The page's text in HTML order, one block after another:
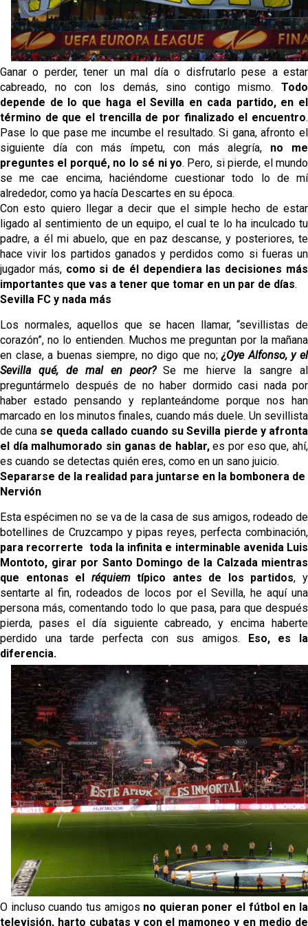
El Sevilla oficializa el traspaso de Sow
Miguel Sierra: La temporada pasada se vio
reflejado que podemos tirar para delante y
trabajamos con ilusión
Diomande ya es madridista mientras Rodri agita el
mercado
OFICIAL | Juanlu se marcha al Bournemouth
Ganar o perder, tener un mal día o disfrutarlo pese a estar
cabreado, no con los demás, sino contigo mismo. Todo
depende de lo que haga el Sevilla en cada partido, en el
término de que el trencilla de por finalizado el encuentro.
Pase lo que pase me incumbe el resultado. Si gana, afronto el
siguiente día con más ímpetu, con más alegría, no me
preguntes el porqué, no lo sé ni yo. Pero, si pierde, el mundo
se me cae encima, haciéndome cuestionar todo lo de mí
alrededor, como ya hacía Descartes en su época.
Con esto quiero llegar a decir que el simple hecho de estar
ligado al sentimiento de un equipo, el cual te lo ha inculcado tu
padre, a él mi abuelo, que en paz descanse, y posteriores, te
hace vivir los partidos ganados y perdidos como si fueras un
jugador más,como si de él dependiera las decisiones más
importantes que vas a tener que tomar en un par de días.
Sevilla FC y nada más
Los normales, aquellos que se hacen llamar, “sevillistas de
corazón”, no lo entienden. Muchos me preguntan por la mañana
en clase, a buenas siempre, no digo que no;¿Oye Alfonso, y el
Sevilla qué, de mal en peor?Se me hierve la sangre al
preguntármelo después de no haber dormido casi nada por
haber estado pensando y replanteándome porque nos han
marcado en los minutos finales, cuando más duele. Un sevillista
de cuna se queda callado cuando su Sevilla pierde y afronta
el día malhumorado sin ganas de hablar,es por eso que, ahí,
es cuando se detectas quién eres, como en un sano juicio.
Separarse de la realidad para juntarse en la bombonera de
Nervión
Esta espécimen no se va de la casa de sus amigos, rodeado de
botellines de Cruzcampo y pipas reyes, perfecta combinación,
para recorrerte toda la infinita e interminable avenida Luis
Montoto, girar por Santo Domingo de la Calzada mientras
que entonas el réquiemtípico antes de los partidos, y
sentarte al fin, rodeados de locos por el Sevilla, he aquí una
persona más, comentando todo lo que pasa, para que después
pierda, pases el día siguiente cabreado, y encima haberte
perdido una tarde perfecta con sus amigos. Eso, es la
diferencia.
O incluso cuando tus amigos no quieran poner el fútbol en la
televisión, harto cubatas y con el mamoneo y en medio de